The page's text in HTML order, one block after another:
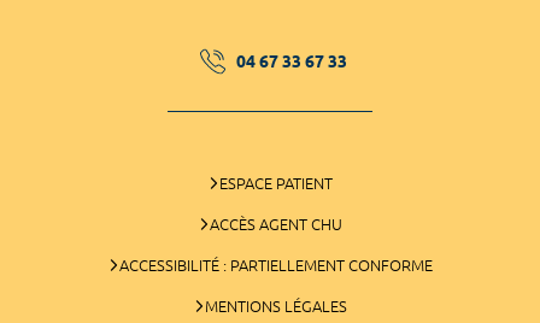
04 67 33 67 33
ESPACE PATIENT
ACCÈS AGENT CHU
ACCESSIBILITÉ : PARTIELLEMENT CONFORME
MENTIONS LÉGALES